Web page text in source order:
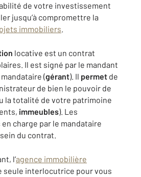
de votre investissement
jusqu’à compromettre la
immobiliers.
locative est un contrat
Il est signé par le mandant
(gérant). Il permet de
de bien le pouvoir de
la totalité de votre patrimoine
immeubles). Les
charge par le mandataire
du contrat.
l’agence immobilière
seule interlocutrice pour vous